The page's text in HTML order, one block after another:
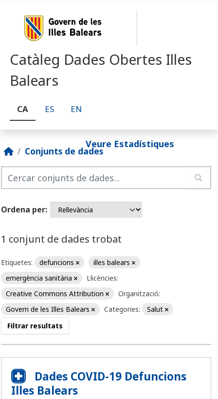
Catàleg Dades Obertes Illes
Balears
CA ES EN
Veure Estadístiques
Conjunts de dades
Ordena per
1 conjunt de dades trobat
Etiquetes: defuncions
illes balears
emergència sanitària
Llicències:
Creative Commons Attribution
Organització:
Govern de les Illes Balears
Categories:
Salut
Filtrar resultats
Dades COVID-19 Defuncions
Illes Balears